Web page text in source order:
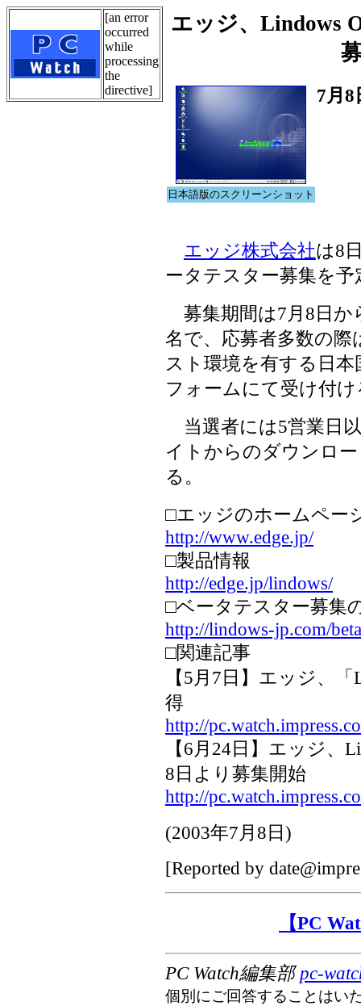
[an error
occurred
while
processing
the
directive]
エッジ、Lindows
日本語版のスクリーンショット
7月8
エッジ株式会社は8
ータテスター募集を
募集期間は7月8日か
名で、応募者多数の
スト環境を有する日
フォームにて受け付け
当選者には5営業日
イトからのダウンロ
る。
□エッジのホームペー
http://www.edge.jp/
□製品情報
http://edge.jp/lindows/
□ベータテスター募集
http://lindows-jp.com/
□関連記事
【5月7日】エッジ、
得
http://
【6月24日】エッジ、
8日より募集開始
http://
(2003年7月8日 )
[Reported by
【PC
PC Watch編集部pc-
個別にご回答することはい